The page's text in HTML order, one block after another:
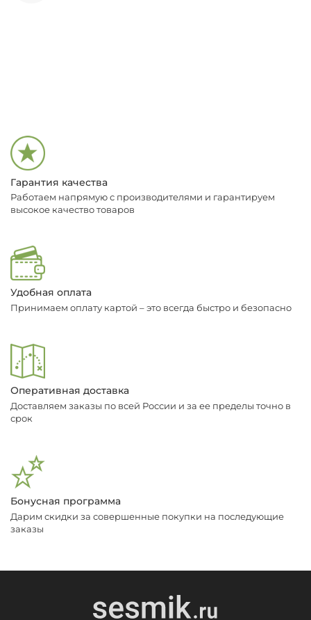
Гарантия качества
Работаем напрямую с производителями и гарантируем
высокое качество товаров
Удобная оплата
Принимаем оплату картой – это всегда быстро и безопасно
Оперативная доставка
Доставляем заказы по всей России и за ее пределы точно в
срок
Бонусная программа
Дарим скидки за совершенные покупки на последующие
заказы